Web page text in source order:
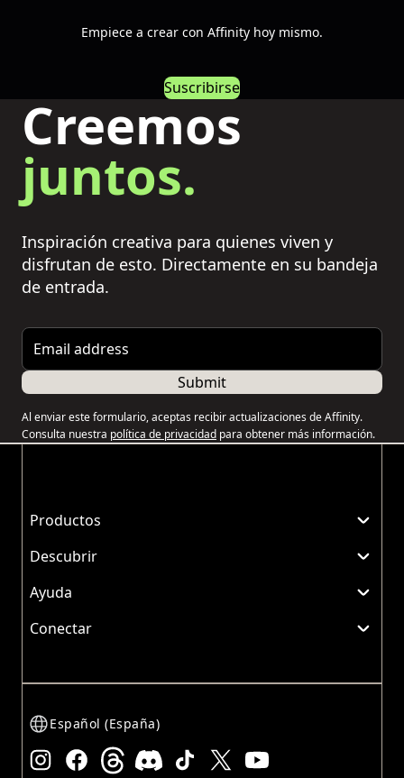
Empiece a crear con Affinity hoy mismo.
Suscribirse
Creemos
juntos.
Inspiración creativa para quienes viven y
disfrutan de esto. Directamente en su bandeja
de entrada.
Email address
Submit
Al enviar este formulario, aceptas recibir actualizaciones de Affinity.
Consulta nuestra política de privacidad para obtener más información.
Productos
Descubrir
Ayuda
Conectar
Español (España)
Instagram Facebook Threads Discord TikTok